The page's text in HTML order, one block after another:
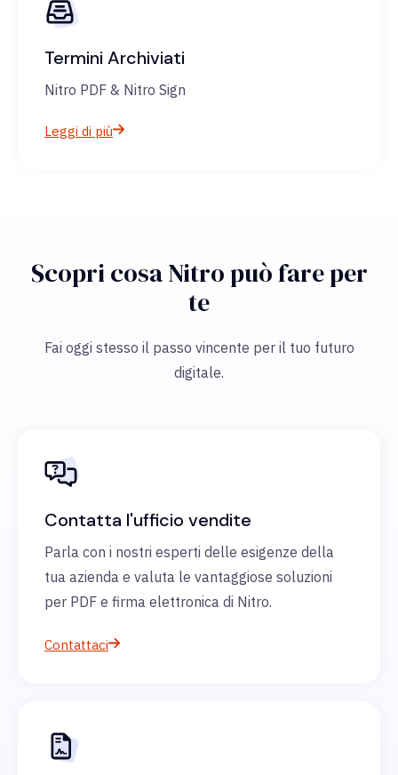
Termini Archiviati
Nitro PDF & Nitro Sign
Leggi di più
Scopri cosa Nitro può fare per
te
Fai oggi stesso il passo vincente per il tuo futuro
digitale.
Contatta l'ufficio vendite
Parla con i nostri esperti delle esigenze della
tua azienda e valuta le vantaggiose soluzioni
per PDF e firma elettronica di Nitro.
Contattaci